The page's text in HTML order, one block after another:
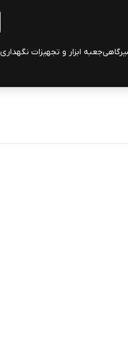
جعبه ابزار و تجهیزات نگهداری